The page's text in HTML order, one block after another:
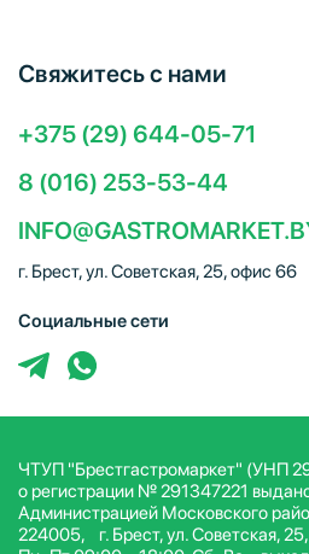
Свяжитесь с нами
+375 (29) 644-05-71
8 (016) 253-53-44
г. Брест, ул. Советская, 25, офис 66
Социальные сети
ЧТУП "Брестгастромаркет" (УНП
о регистрации № 291347221
Администрацией Московского
224005, г. Брест, ул. Советская,